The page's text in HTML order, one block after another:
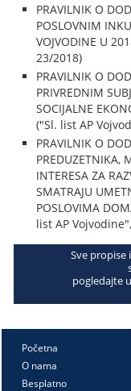
PRAVILNIK O
POSLOVNIM
VOJVODINE U
23/2018)
PRAVILNIK O
PRIVREDNIM
SOCIJALNE
("Sl. list AP
PRAVILNIK O
PREDUZETNIKA,
INTERESA ZA
SMATRAJU
POSLOVIMA
list AP
Sve
pogledajte u
Početna
O nama
Besplatno